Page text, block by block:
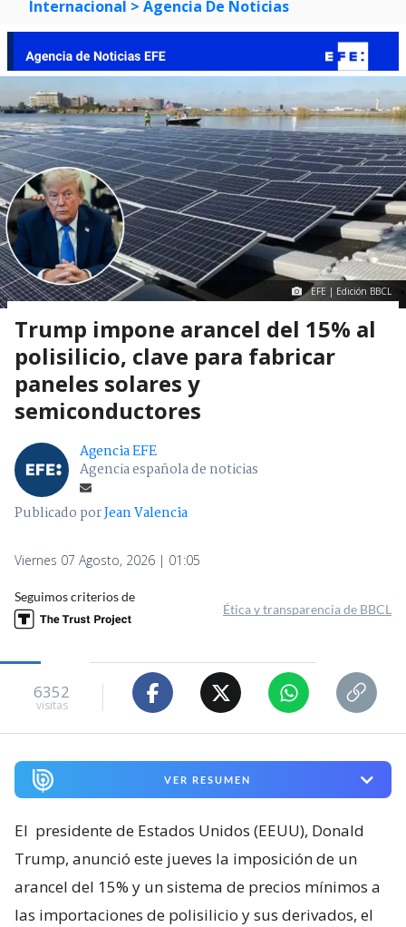
Internacional > Agencia De Noticias
EFE | Edición BBCL
Trump impone arancel del 15% al
polisilicio, clave para fabricar
paneles solares y
semiconductores
Agencia EFE
Agencia española de noticias
Publicado porJean Valencia
Viernes 07 Agosto, 2026 | 01:05
Seguimos criterios de
Ética y transparencia de BBCL
6352
visitas
VER RESUMEN
El presidente de Estados Unidos (EEUU), Donald
Trump, anunció este jueves la imposición de un
arancel del 15% y un sistema de precios mínimos a
las importaciones de polisilicio y sus derivados, el